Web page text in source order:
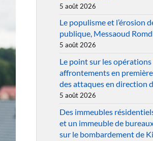
5 août 2026
Le populisme et l’érosion
publique, Messaoud
5 août 2026
Le point sur les
affrontements en
des attaques en direction
5 août 2026
Des immeubles
et un immeuble de
sur le bombardement de